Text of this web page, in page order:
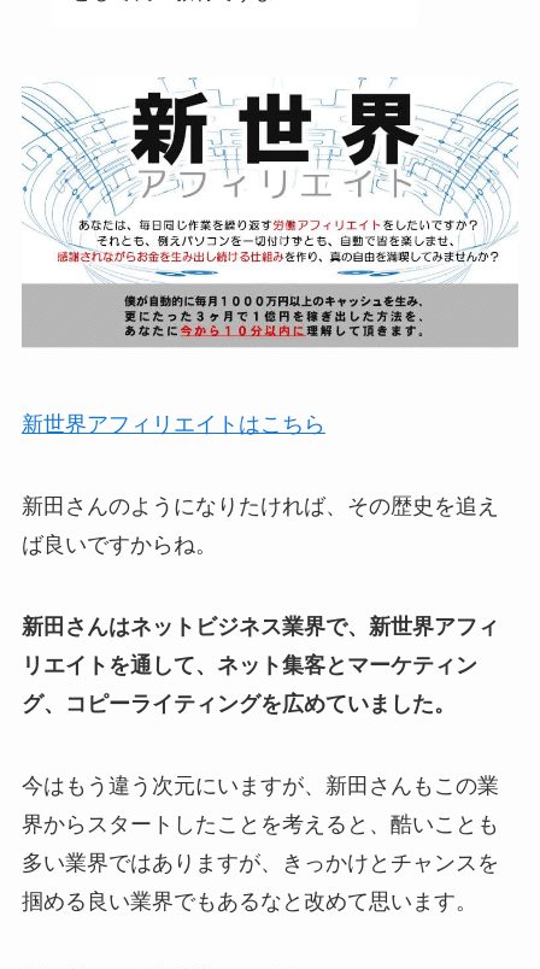
新世界アフィリエイトはこちら
新田さんのようになりたければ、その歴史を追え
ば良いですからね。
新田さんはネットビジネス業界で、新世界アフィ
リエイトを通して、ネット集客とマーケティン
グ、コピーライティングを広めていました。
今はもう違う次元にいますが、新田さんもこの業
界からスタートしたことを考えると、酷いことも
多い業界ではありますが、きっかけとチャンスを
掴める良い業界でもあるなと改めて思います。